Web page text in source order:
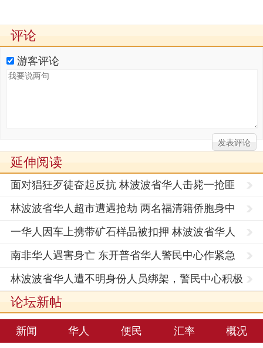
评论
游客评论
延伸阅读
面对猖狂歹徒奋起反抗 林波波省华人击毙一抢匪
林波波省华人超市遭遇抢劫 两名福清籍侨胞身中
三枪(图
一华人因车上携带矿石样品被扣押 林波波省华人
警民中
南非华人遇害身亡 东开普省华人警民中心作紧急
说明
林波波省华人遭不明身份人员绑架，警民中心积极
提供帮助
论坛新帖
新闻 华人 便民 汇率 概况